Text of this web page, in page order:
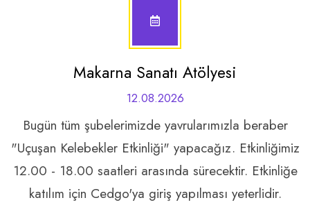
Makarna Sanatı Atölyesi
12.08.2026
Bugün tüm şubelerimizde yavrularımızla beraber
"Uçuşan Kelebekler Etkinliği" yapacağız. Etkinliğimiz
12.00 - 18.00 saatleri arasında sürecektir. Etkinliğe
katılım için Cedgo'ya giriş yapılması yeterlidir.